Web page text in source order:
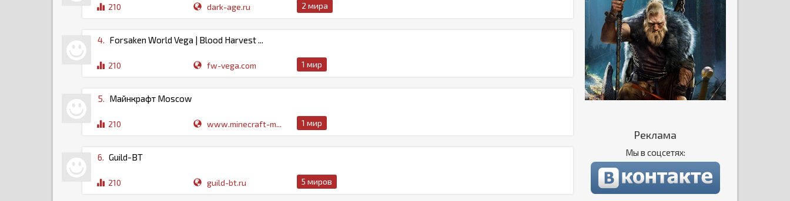
210 dark-age.ru 2 мира
4. Forsaken World Vega | Blood Harvest ...
210 fw-vega.com 1 мир
5. Майнкрафт Moscow
210 www.minecraft-m... 1 мир
6. Guild-BT
210 guild-bt.ru 5 миров
Реклама
Мы в соцсетях: